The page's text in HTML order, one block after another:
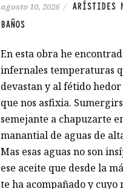
agosto 10, 2026 /
ARÍSTIDES
BAÑOS
En esta obra he
infernales temperaturas
devastan y al fétido
que nos asfixia.
semejante a chapuzarte
manantial de aguas de
Mas esas aguas no son
ese aceite que desde la
te ha acompañado y cuyo